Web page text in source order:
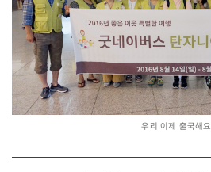
우리 이제 출국해